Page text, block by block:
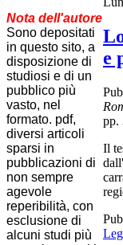
e
pp.
Il
Nota dell'autore
Sono depositati
in questo sito, a
disposizione di
studiosi e di un
pubblico più
vasto, nel
formato. pdf,
diversi articoli
sparsi in
pubblicazioni di
non sempre
agevole
reperibilità, con
esclusione di
alcuni studi più